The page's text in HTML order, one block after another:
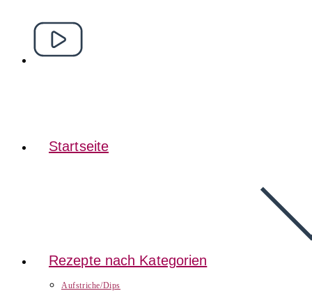
Startseite
Rezepte nach Kategorien
Aufstriche/Dips